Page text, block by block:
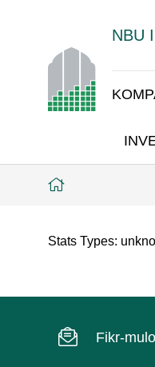
NBU
Stats Types:
Fikr-